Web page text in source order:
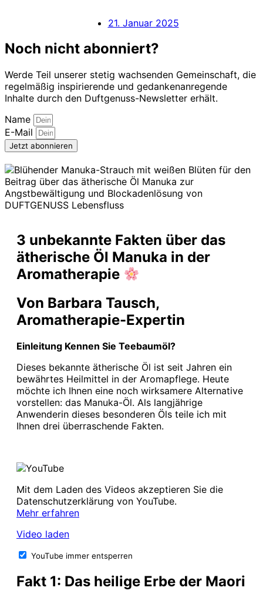
21. Januar 2025
Noch nicht abonniert?
Werde Teil unserer stetig wachsenden Gemeinschaft, die
regelmäßig inspirierende und gedankenanregende
Inhalte durch den Duftgenuss-Newsletter erhält.
Name
E-Mail
Jetzt abonnieren
3 unbekannte Fakten über das
ätherische Öl Manuka in der
Aromatherapie
Von Barbara Tausch,
Aromatherapie-Expertin
Einleitung Kennen Sie Teebaumöl?
Dieses bekannte ätherische Öl ist seit Jahren ein
bewährtes Heilmittel in der Aromapflege. Heute
möchte ich Ihnen eine noch wirksamere Alternative
vorstellen: das Manuka-Öl. Als langjährige
Anwenderin dieses besonderen Öls teile ich mit
Ihnen drei überraschende Fakten.
Mit dem Laden des Videos akzeptieren Sie die
Datenschutzerklärung von YouTube.
Mehr erfahren
Video laden
YouTube immer entsperren
Fakt 1: Das heilige Erbe der Maori